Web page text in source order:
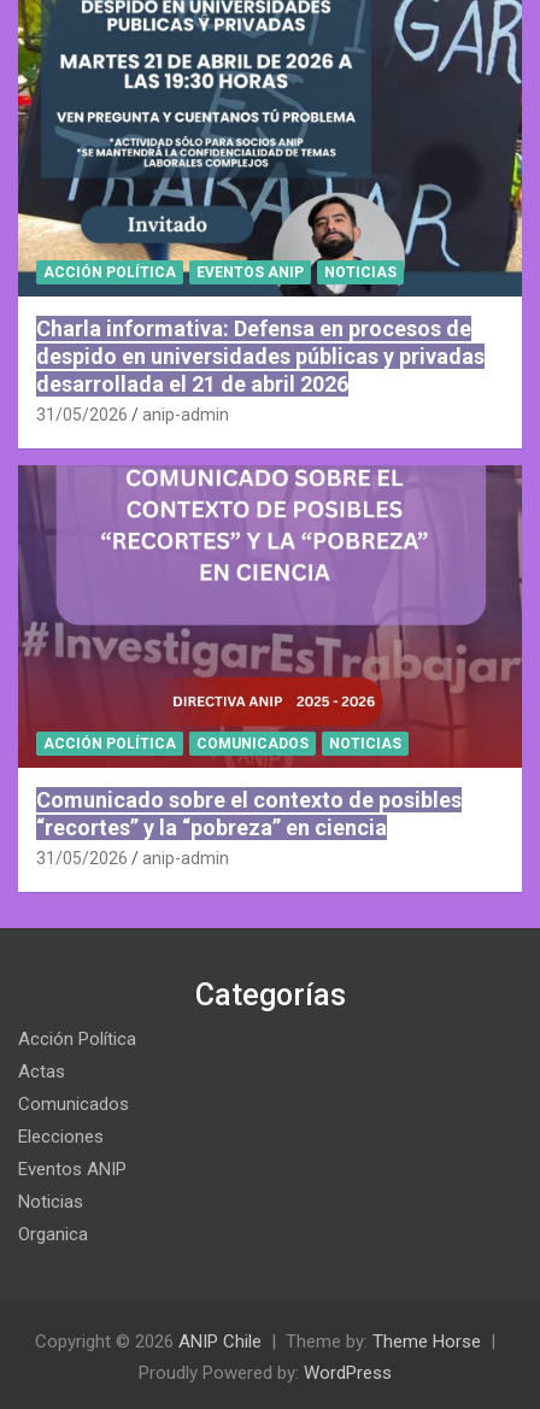
ACCIÓN POLÍTICA EVENTOS ANIP NOTICIAS
Charla informativa: Defensa en procesos de
despido en universidades públicas y privadas
desarrollada el 21 de abril 2026
31/05/2026 anip-admin
ACCIÓN POLÍTICA COMUNICADOS NOTICIAS
Comunicado sobre el contexto de posibles
“recortes” y la “pobreza” en ciencia
31/05/2026 anip-admin
Categorías
Acción Política
Actas
Comunicados
Elecciones
Eventos ANIP
Noticias
Organica
Copyright © 2026 ANIP Chile Theme by: Theme Horse
Proudly Powered by: WordPress